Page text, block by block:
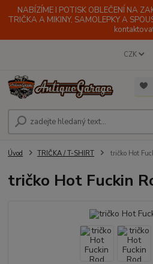
NABÍZÍME I POTISK OBLEČENÍ NA
TRIČKA A MIKINY, SAMOLEPKY A
CZK
Úvod TRIČKA / T-SHIRT tričko Hot
tričko Hot Fuckin